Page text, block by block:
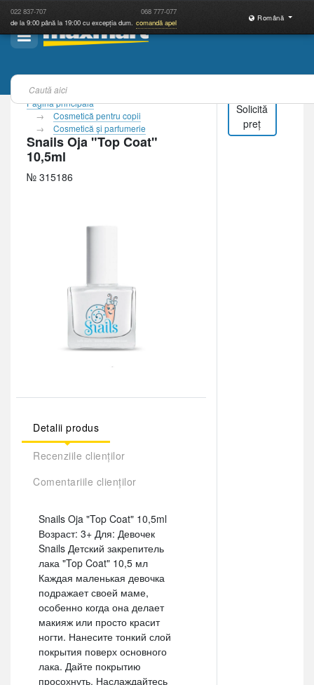
022 837-707 068 777-077
de la 9:00 până la 19:00 cu excepția dum. comandă apel
Română
Pagina principală
Cosmetică pentru copii
Cosmetică şi parfumerie
Snails Oja "Top Coat"
10,5ml
№ 315186
Detalii produs
Recenziile clienților
Comentariile clienților
Snails Oja "Top Coat" 10,5ml
Возраст: 3+ Для: Девочек
Snails Детский закрепитель
лака "Top Coat" 10,5 мл
Каждая маленькая девочка
подражает своей маме,
особенно когда она делает
макияж или просто красит
ногти. Нанесите тонкий слой
покрытия поверх основного
лака. Дайте покрытию
просохнуть. Наслаждайтесь
Solicită
preț